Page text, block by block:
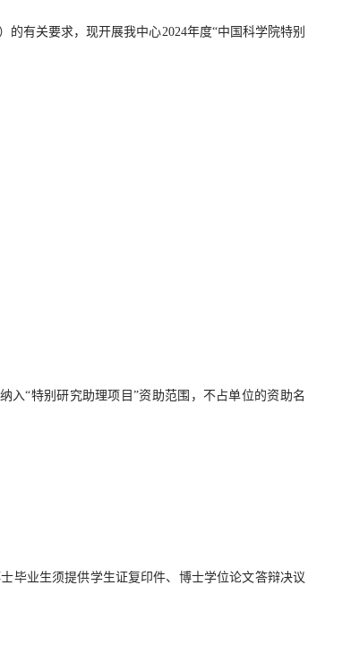
有关要求，现开展我中心2024年度“中国科学院特别
入“特别研究助理项目”资助范围，不占单位的资助名
毕业生须提供学生证复印件、博士学位论文答辩决议